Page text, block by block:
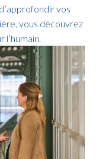
vos
vous découvrez